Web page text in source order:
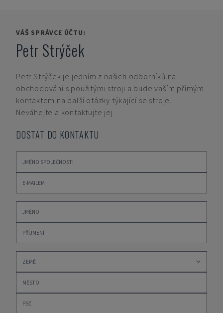
VÁŠ SPRÁVCE ÚČTU:
Petr Strýček
Petr Strýček je jedním z našich odborníků na
obchodování s použitými stroji a bude vaším přímým
kontaktem na další otázky týkající se stroje.
Neváhejte a kontaktujte jej.
DOSTAT DO KONTAKTU